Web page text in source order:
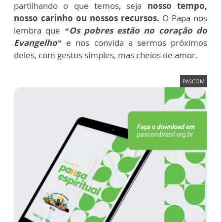
partilhando o que temos, seja nosso tempo,
nosso carinho ou nossos recursos. O Papa nos
lembra que “Os pobres estão no coração do
Evangelho” e nos convida a sermos próximos
deles, com gestos simples, mas cheios de amor.
PASCOM